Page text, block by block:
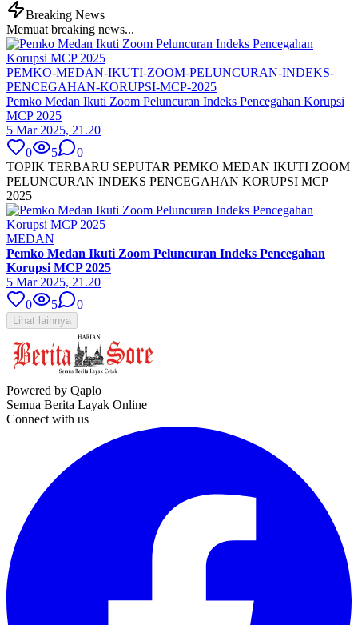
Breaking News
Memuat breaking news...
PEMKO-MEDAN-IKUTI-ZOOM-PELUNCURAN-INDEKS-
PENCEGAHAN-KORUPSI-MCP-2025
Pemko Medan Ikuti Zoom Peluncuran Indeks Pencegahan Korupsi
MCP 2025
5 Mar 2025, 21.20
0
5
0
TOPIK TERBARU SEPUTAR PEMKO MEDAN IKUTI ZOOM
PELUNCURAN INDEKS PENCEGAHAN KORUPSI MCP
2025
MEDAN
Pemko Medan Ikuti Zoom Peluncuran Indeks Pencegahan
Korupsi MCP 2025
5 Mar 2025, 21.20
0
5 0
Lihat lainnya
Powered by Qaplo
Semua Berita Layak Online
Connect with us